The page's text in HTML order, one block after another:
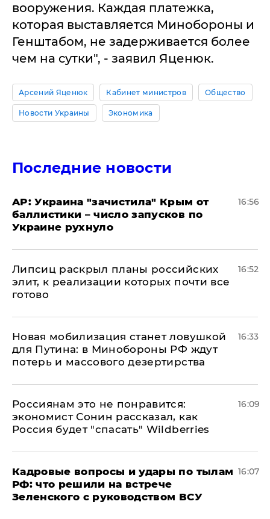
вооружения. Каждая платежка,
которая выставляется Минобороны и
Генштабом, не задерживается более
чем на сутки", - заявил Яценюк.
Арсений Яценюк Кабинет министров Общество
Новости Украины Экономика
Последние новости
AP: Украина "зачистила" Крым от
баллистики – число запусков по
Украине рухнуло
16:56
Липсиц раскрыл планы российских
элит, к реализации которых почти все
готово
16:52
​Новая мобилизация станет ловушкой
для Путина: в Минобороны РФ ждут
потерь и массового дезертирства
16:33
Россиянам это не понравится:
экономист Сонин рассказал, как
Россия будет "спасать" Wildberries
16:09
Кадровые вопросы и удары по тылам
РФ: что решили на встрече
Зеленского с руководством ВСУ
16:07